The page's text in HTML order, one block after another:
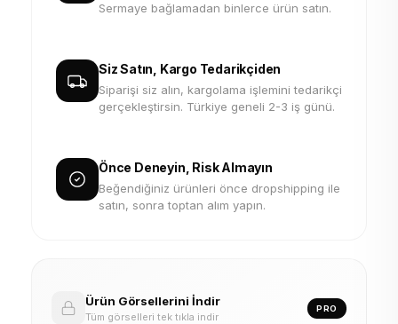
Sermaye bağlamadan binlerce ürün satın.
Siz Satın, Kargo Tedarikçiden
Siparişi siz alın, kargolama işlemini tedarikçi
gerçekleştirsin. Türkiye geneli 2-3 iş günü.
Önce Deneyin, Risk Almayın
Beğendiğiniz ürünleri önce dropshipping ile
satın, sonra toptan alım yapın.
Ürün Görsellerini İndir
Tüm görselleri tek tıkla indir
PRO